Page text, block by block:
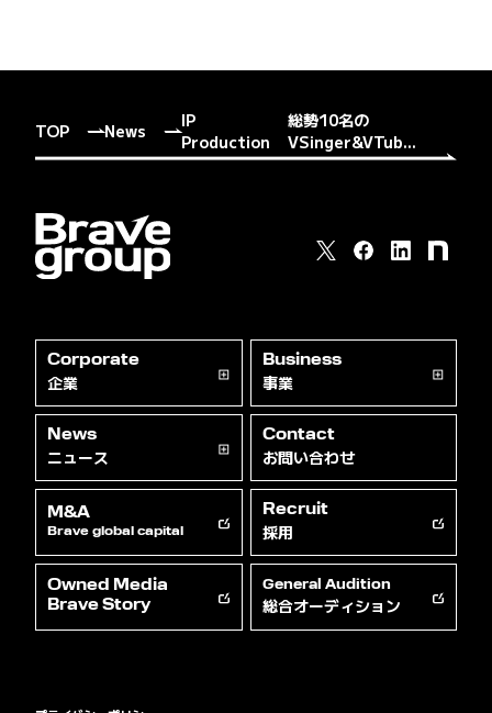
TOP News
IP
Production
総勢10名の
VSinger&VTub...
Corporate
企業
Business
事業
News
ニュース
Contact
お問い合わせ
M&A
Brave global capital
Recruit
採用
Owned Media
Brave Story
General Audition
総合オーディション